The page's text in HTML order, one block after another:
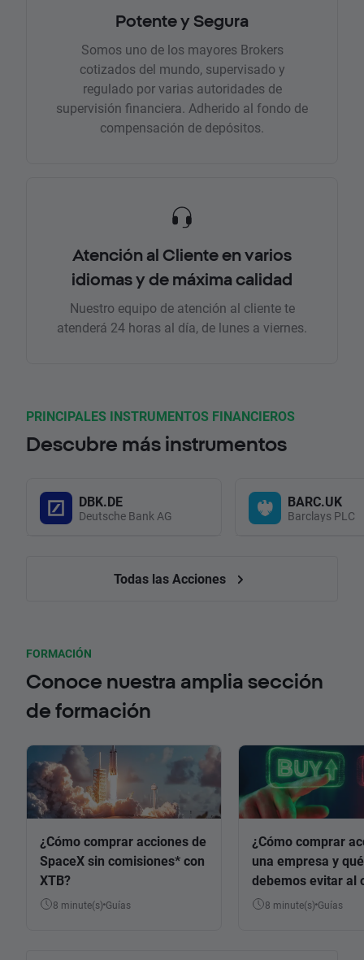
Potente y Segura
Somos uno de los mayores Brokers
cotizados del mundo, supervisado y
regulado por varias autoridades de
supervisión financiera. Adherido al fondo de
compensación de depósitos.
Atención al Cliente en varios
idiomas y de máxima calidad
Nuestro equipo de atención al cliente te
atenderá 24 horas al día, de lunes a viernes.
PRINCIPALES INSTRUMENTOS FINANCIEROS
Descubre más instrumentos
DBK.DE
Deutsche Bank AG
BARC.UK
Barclays PLC
Todas las Acciones
FORMACIÓN
Conoce nuestra amplia sección
de formación
¿Cómo comprar acciones de
SpaceX sin comisiones* con
XTB?
8 minute(s) Guías
¿Cómo comprar
una empresa y
debemos evitar al
8 minute(s) Guías